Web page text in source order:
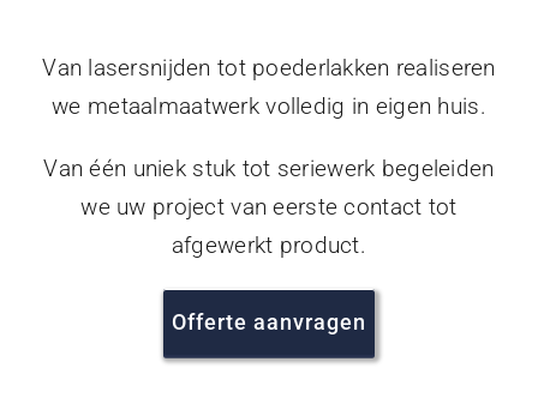
Van lasersnijden tot poederlakken realiseren
we metaalmaatwerk volledig in eigen huis.
Van één uniek stuk tot seriewerk begeleiden
we uw project van eerste contact tot
afgewerkt product.
Offerte aanvragen